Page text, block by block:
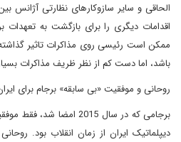
الحاقی و سایر سازوکارهای نظارتی آژانس
اقدامات دیگری را برای بازگشت به تعهدات
ممکن است رئیسی روی مذاکرات تاثیر
باشد، اما دست کم از نظر ظریف مذاکرات
روحانی و موفقیت «بی سابقه» برجام برای
برجامی که در سال 2015
دیپلماتیک ایران از زمان انقلاب بود.